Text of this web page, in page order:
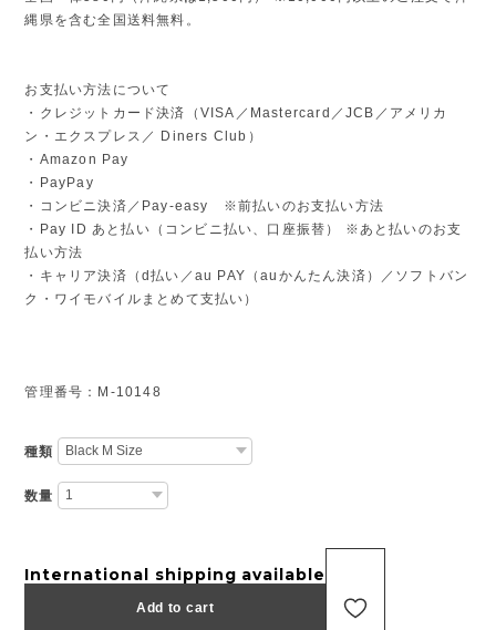
縄県を含む全国送料無料。
お支払い方法について
・クレジットカード決済（VISA／Mastercard／JCB／アメリカ
ン・エクスプレス／ Diners Club）
・Amazon Pay
・PayPay
・コンビニ決済／Pay-easy ※前払いのお支払い方法
・Pay ID あと払い（コンビニ払い、口座振替） ※あと払いのお支
払い方法
・キャリア決済（d払い／au PAY（auかんたん決済）／ソフトバン
ク・ワイモバイルまとめて支払い）
管理番号：M-10148
種類
数量
International shipping available
Add to cart